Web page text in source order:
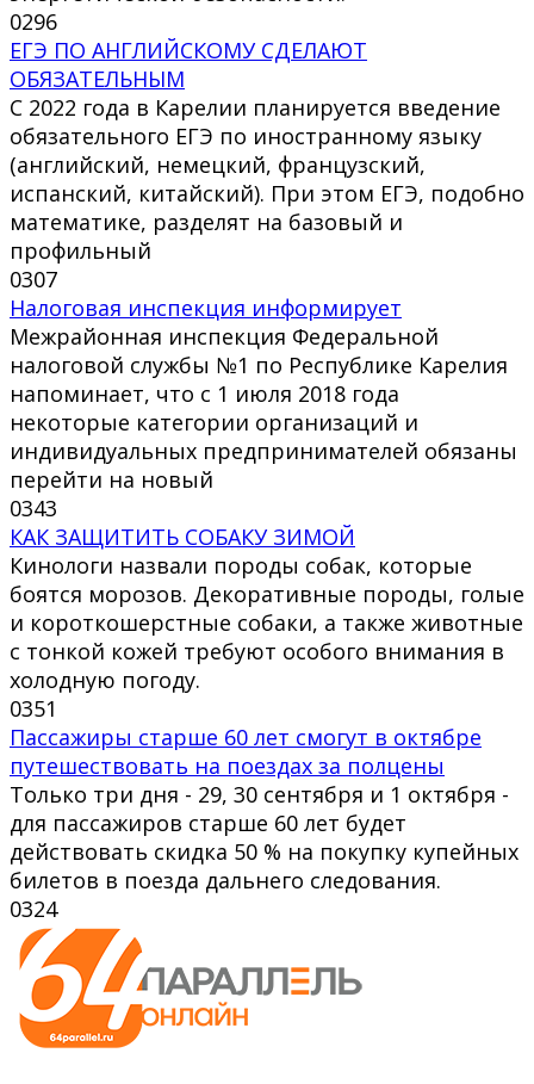
0296
ЕГЭ ПО АНГЛИЙСКОМУ СДЕЛАЮТ
ОБЯЗАТЕЛЬНЫМ
С 2022 года в Карелии планируется введение
обязательного ЕГЭ по иностранному языку
(английский, немецкий, французский,
испанский, китайский). При этом ЕГЭ, подобно
математике, разделят на базовый и
профильный
0307
Налоговая инспекция информирует
Межрайонная инспекция Федеральной
налоговой службы №1 по Республике Карелия
напоминает, что с 1 июля 2018 года
некоторые категории организаций и
индивидуальных предпринимателей обязаны
перейти на новый
0343
КАК ЗАЩИТИТЬ СОБАКУ ЗИМОЙ
Кинологи назвали породы собак, которые
боятся морозов. Декоративные породы, голые
и короткошерстные собаки, а также животные
с тонкой кожей требуют особого внимания в
холодную погоду.
0351
Пассажиры старше 60 лет смогут в октябре
путешествовать на поездах за полцены
Только три дня - 29, 30 сентября и 1 октября -
для пассажиров старше 60 лет будет
действовать скидка 50 % на покупку купейных
билетов в поезда дальнего следования.
0324